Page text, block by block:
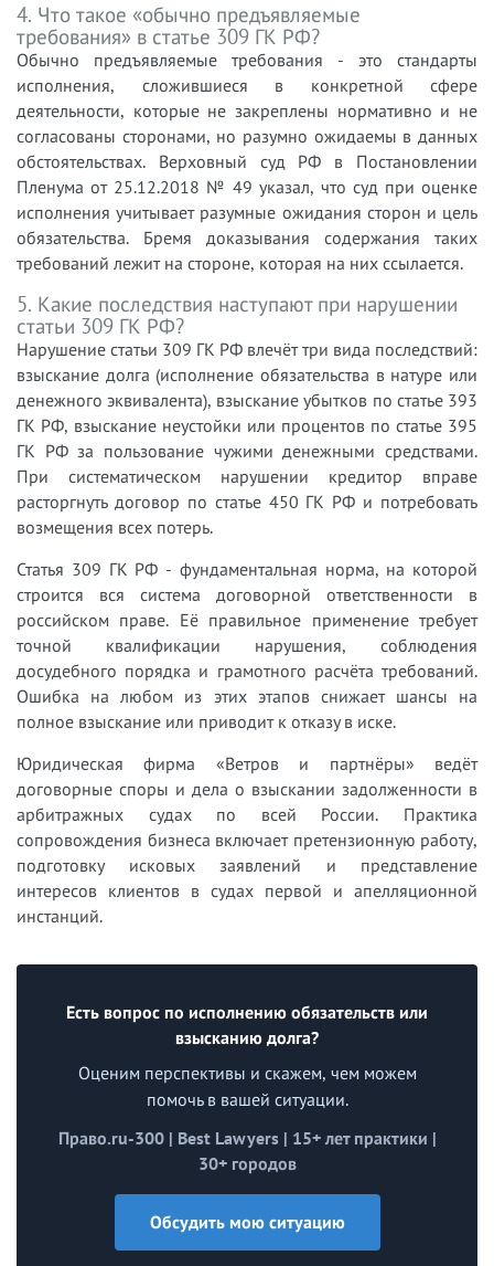
4. Что такое «обычно предъявляемые
требования» в статье 309 ГК РФ?
Обычно предъявляемые требования - это стандарты
исполнения, сложившиеся в конкретной сфере
деятельности, которые не закреплены нормативно и не
согласованы сторонами, но разумно ожидаемы в данных
обстоятельствах. Верховный суд РФ в Постановлении
Пленума от 25.12.2018 № 49 указал, что суд при оценке
исполнения учитывает разумные ожидания сторон и цель
обязательства. Бремя доказывания содержания таких
требований лежит на стороне, которая на них ссылается.
5. Какие последствия наступают при нарушении
статьи 309 ГК РФ?
Нарушение статьи 309 ГК РФ влечёт три вида последствий:
взыскание долга (исполнение обязательства в натуре или
денежного эквивалента), взыскание убытков по статье 393
ГК РФ, взыскание неустойки или процентов по статье 395
ГК РФ за пользование чужими денежными средствами.
При систематическом нарушении кредитор вправе
расторгнуть договор по статье 450 ГК РФ и потребовать
возмещения всех потерь.
Статья 309 ГК РФ - фундаментальная норма, на которой
строится вся система договорной ответственности в
российском праве. Её правильное применение требует
точной квалификации нарушения, соблюдения
досудебного порядка и грамотного расчёта требований.
Ошибка на любом из этих этапов снижает шансы на
полное взыскание или приводит к отказу в иске.
Юридическая фирма «Ветров и партнёры» ведёт
договорные споры и дела о взыскании задолженности в
арбитражных судах по всей России. Практика
сопровождения бизнеса включает претензионную работу,
подготовку исковых заявлений и представление
интересов клиентов в судах первой и апелляционной
инстанций.
Есть вопрос по исполнению обязательств или
взысканию долга?
Оценим перспективы и скажем, чем можем
помочь в вашей ситуации.
Право.ru-300 | Best Lawyers | 15+ лет практики |
30+ городов
Обсудить мою ситуацию